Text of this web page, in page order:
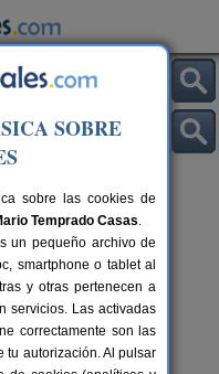
SOBRE
sobre las cookies de
Temprado Casas.
un pequeño archivo de
smartphone o tablet al
y otras pertenecen a
servicios. Las activadas
correctamente son las
tu autorización. Al pulsar